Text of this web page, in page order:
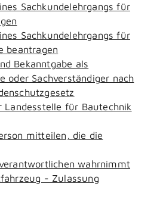
Sachkundelehrgangs für
Sachkundelehrgangs für
beantragen
Bekanntgabe als
oder Sachverständiger nach
Landesstelle für Bautechnik
mitteilen, die die
wahrnimmt
- Zulassung